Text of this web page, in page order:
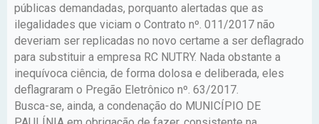
públicas demandadas, porquanto alertadas que as
ilegalidades que viciam o Contrato nº. 011/2017 não
deveriam ser replicadas no novo certame a ser deflagrado
para substituir a empresa RC NUTRY. Nada obstante a
inequívoca ciência, de forma dolosa e deliberada, eles
deflagraram o Pregão Eletrônico nº. 63/2017.
Busca-se, ainda, a condenação do MUNICÍPIO DE